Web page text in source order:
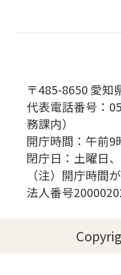
〒485-8650 愛知
代表電話番号：
務課内）
開庁時間：午前
閉庁日：土曜日
（注）開庁時間
法人番号